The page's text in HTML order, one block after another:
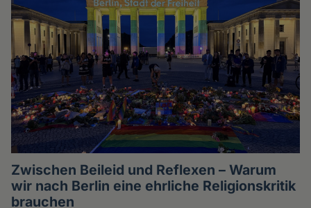
Zwischen Beileid und Reflexen – Warum
wir nach Berlin eine ehrliche Religionskritik
brauchen